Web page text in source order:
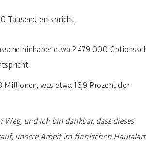
Tausend entspricht.
etwa 2.479.000
Millionen, was etwa 16,9 Prozent der
und ich bin dankbar, dass dieses
unsere Arbeit im finnischen